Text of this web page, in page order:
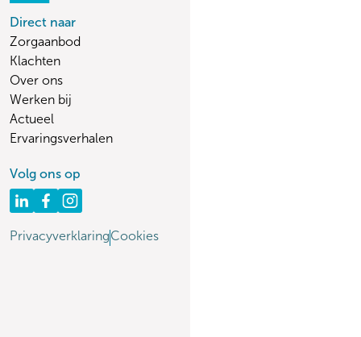
Direct naar
Zorgaanbod
Klachten
Over ons
Werken bij
Actueel
Ervaringsverhalen
Volg ons op
PrivacyverklaringCookies